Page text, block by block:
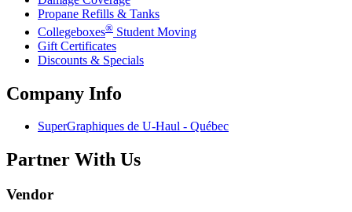
Propane Refills & Tanks
Collegeboxes® Student Moving
Gift Certificates
Discounts & Specials
Company Info
SuperGraphiques de U-Haul - Québec
Partner With Us
Vendor